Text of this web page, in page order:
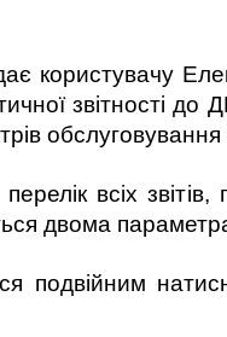
користувачу
звітності
обслуговування
всіх звітів,
двома
подвійним